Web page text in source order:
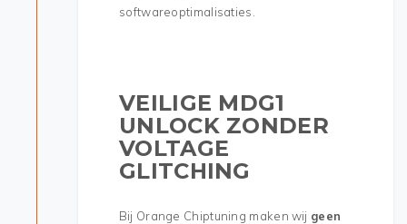
softwareoptimalisaties.
VEILIGE MDG1
UNLOCK ZONDER
VOLTAGE
GLITCHING
Bij Orange Chiptuning maken wij geen